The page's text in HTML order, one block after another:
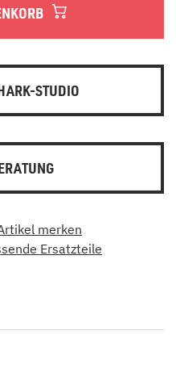
STUDIO
merken
Ersatzteile